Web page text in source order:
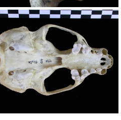
Crâne : vue ventrale